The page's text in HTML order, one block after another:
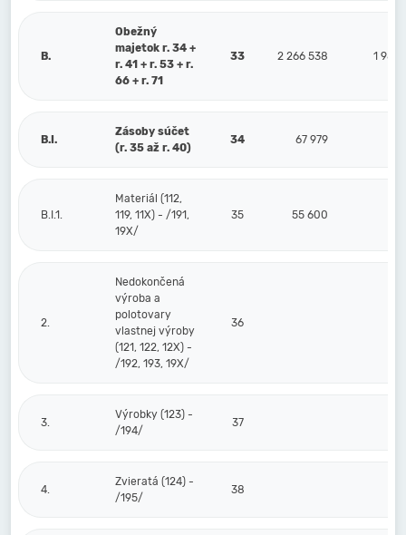
B.
Obežný
majetok r. 34 +
r. 41 + r. 53 + r.
66 + r. 71
33 2 266 538 1 987
B.I.
Zásoby súčet
(r. 35 až r. 40)
34 67 979
B.I.1.
Materiál (112,
119, 11X) - /191,
19X/
35 55 600
2.
Nedokončená
výroba a
polotovary
vlastnej výroby
(121, 122, 12X) -
/192, 193, 19X/
36
3.
Výrobky (123) -
/194/
37
4.
Zvieratá (124) -
/195/
38